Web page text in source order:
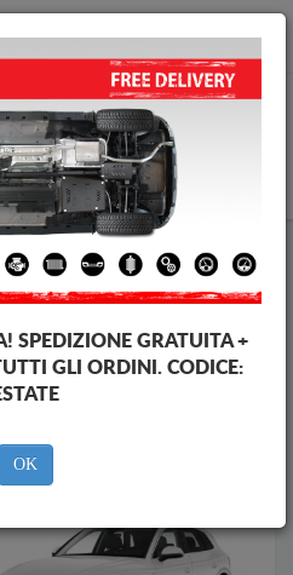
Audi Q5
Brands
SPEDIZIONE GRATUITA +
GLI ORDINI. CODICE:
OK